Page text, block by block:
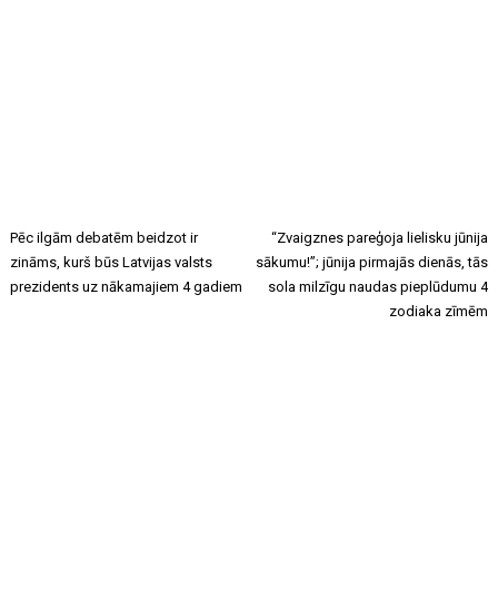
Pēc ilgām debatēm beidzot ir
zināms, kurš būs Latvijas valsts
prezidents uz nākamajiem 4 gadiem
“Zvaigznes pareģoja lielisku jūnija
sākumu!”; jūnija pirmajās dienās, tās
sola milzīgu naudas pieplūdumu 4
zodiaka zīmēm